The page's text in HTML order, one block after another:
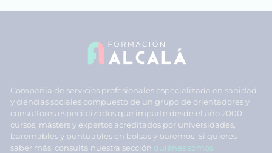
Compañía de servicios profesionales especializada en sanidad
y ciencias sociales compuesto de un grupo de orientadores y
consultores especializados que imparte desde el año 2000
cursos, másters y expertos acreditados por universidades,
baremables y puntuables en bolsas y baremos. Si quieres
saber más, consulta nuestra sección quiénes somos